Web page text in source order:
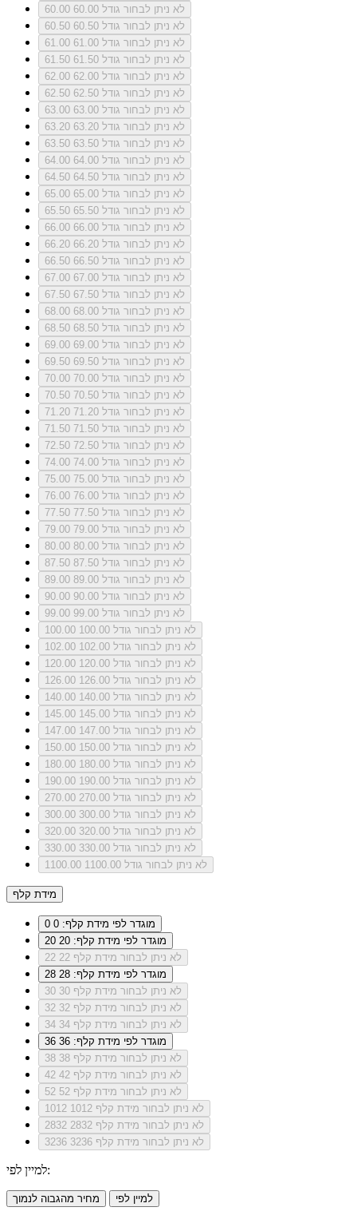
60.00
לא ניתן לבחור גודל 60.00
60.50
לא ניתן לבחור גודל 60.50
61.00
לא ניתן לבחור גודל 61.00
61.50
לא ניתן לבחור גודל 61.50
62.00
לא ניתן לבחור גודל 62.00
62.50
לא ניתן לבחור גודל 62.50
63.00
לא ניתן לבחור גודל 63.00
63.20
לא ניתן לבחור גודל 63.20
63.50
לא ניתן לבחור גודל 63.50
64.00
לא ניתן לבחור גודל 64.00
64.50
לא ניתן לבחור גודל 64.50
65.00
לא ניתן לבחור גודל 65.00
65.50
לא ניתן לבחור גודל 65.50
66.00
לא ניתן לבחור גודל 66.00
66.20
לא ניתן לבחור גודל 66.20
66.50
לא ניתן לבחור גודל 66.50
67.00
לא ניתן לבחור גודל 67.00
67.50
לא ניתן לבחור גודל 67.50
68.00
לא ניתן לבחור גודל 68.00
68.50
לא ניתן לבחור גודל 68.50
69.00
לא ניתן לבחור גודל 69.00
69.50
לא ניתן לבחור גודל 69.50
70.00
לא ניתן לבחור גודל 70.00
70.50
לא ניתן לבחור גודל 70.50
71.20
לא ניתן לבחור גודל 71.20
71.50
לא ניתן לבחור גודל 71.50
72.50
לא ניתן לבחור גודל 72.50
74.00
לא ניתן לבחור גודל 74.00
75.00
לא ניתן לבחור גודל 75.00
76.00
לא ניתן לבחור גודל 76.00
77.50
לא ניתן לבחור גודל 77.50
79.00
לא ניתן לבחור גודל 79.00
80.00
לא ניתן לבחור גודל 80.00
87.50
לא ניתן לבחור גודל 87.50
89.00
לא ניתן לבחור גודל 89.00
90.00
לא ניתן לבחור גודל 90.00
99.00
לא ניתן לבחור גודל 99.00
100.00
לא ניתן לבחור גודל 100.00
102.00
לא ניתן לבחור גודל 102.00
120.00
לא ניתן לבחור גודל 120.00
126.00
לא ניתן לבחור גודל 126.00
140.00
לא ניתן לבחור גודל 140.00
145.00
לא ניתן לבחור גודל 145.00
147.00
לא ניתן לבחור גודל 147.00
150.00
לא ניתן לבחור גודל 150.00
180.00
לא ניתן לבחור גודל 180.00
190.00
לא ניתן לבחור גודל 190.00
270.00
לא ניתן לבחור גודל 270.00
300.00
לא ניתן לבחור גודל 300.00
320.00
לא ניתן לבחור גודל 320.00
330.00
לא ניתן לבחור גודל 330.00
1100.00
לא ניתן לבחור גודל 1100.00
מידת קלף
0
מוגדר לפי מידת קלף: 0
20
מוגדר לפי מידת קלף: 20
22
לא ניתן לבחור מידת קלף 22
28
מוגדר לפי מידת קלף: 28
30
לא ניתן לבחור מידת קלף 30
32
לא ניתן לבחור מידת קלף 32
34
לא ניתן לבחור מידת קלף 34
36
מוגדר לפי מידת קלף: 36
38
לא ניתן לבחור מידת קלף 38
42
לא ניתן לבחור מידת קלף 42
52
לא ניתן לבחור מידת קלף 52
1012
לא ניתן לבחור מידת קלף 1012
2832
לא ניתן לבחור מידת קלף 2832
3236
לא ניתן לבחור מידת קלף 3236
למיין לפי:
מחיר מהגבוה לנמוך למיין לפי